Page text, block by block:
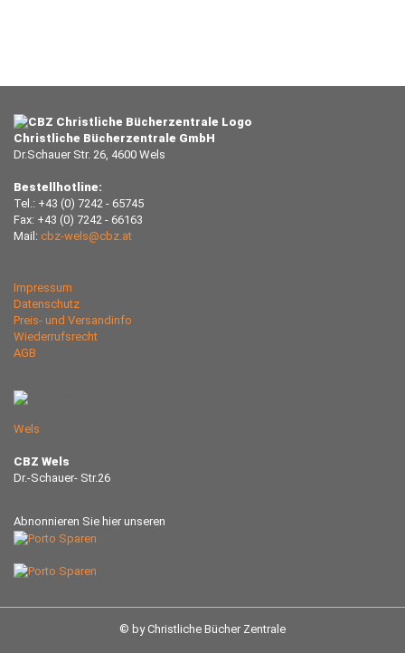
Christliche Bücherzentrale GmbH
Dr.Schauer Str. 26, 4600 Wels
Bestellhotline:
Tel.: +43 (0) 7242 - 65745
Fax: +43 (0) 7242 - 66163
Mail: cbz-wels@cbz.at
Impressum
Datenschutz
Preis- und Versandinfo
Wiederrufsrecht
AGB
Wels
CBZ Wels
Dr.-Schauer- Str.26
Abnonnieren Sie hier unseren
© by Christliche Bücher Zentrale